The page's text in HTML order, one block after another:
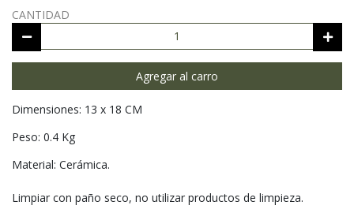
CANTIDAD
Agregar al carro
Dimensiones: 13 x 18 CM
Peso: 0.4 Kg
Material: Cerámica.
Limpiar con paño seco, no utilizar productos de limpieza.